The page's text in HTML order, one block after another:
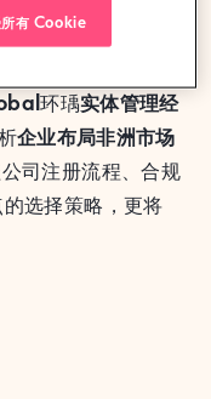
环瑀实体管理经
企业布局非洲市场
司注册流程、合规
选择策略，更将
所有 Cookie